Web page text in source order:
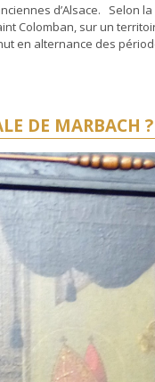
d’Alsace. Selon
Colomban, sur un
en alternance des
DE MARBACH ?